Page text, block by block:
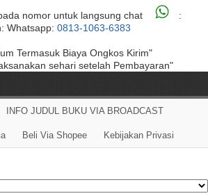
nomor untuk langsung chat
:
Whatsapp: 0813-1063-6383
Termasuk Biaya Ongkos Kirim"
sehari setelah Pembayaran"
INFO JUDUL BUKU VIA BROADCAST
Beli Via Shopee Kebijakan Privasi